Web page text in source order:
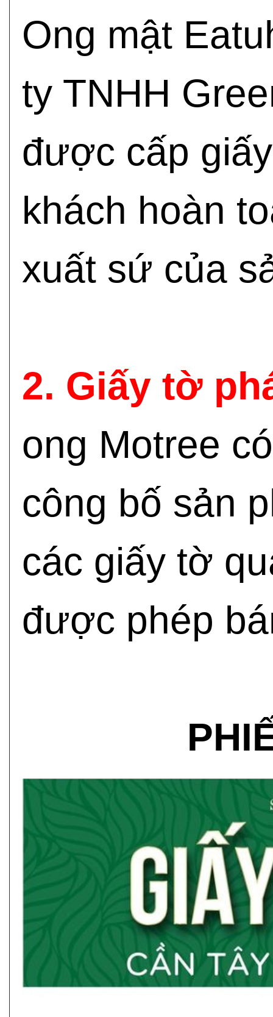
Ong mật
ty TNHH
được cấp
khách hoàn
xuất sứ của
2. Giấy tờ
ong Motree
công bố sản
các giấy tờ
được phép